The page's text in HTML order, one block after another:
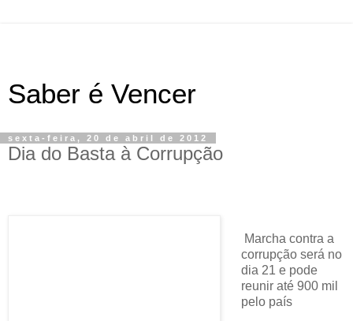
Saber é Vencer
sexta-feira, 20 de abril de 2012
Dia do Basta à Corrupção
Marcha contra a
corrupção será no
dia 21 e pode
reunir até 900 mil
pelo país